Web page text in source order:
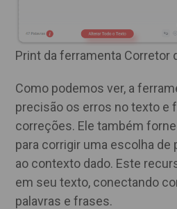
Print da ferramenta Corretor
Como podemos ver, a
precisão os erros no texto e
correções. Ele também
para corrigir uma escolha de
ao contexto dado. Este
em seu texto, conectando
palavras e frases.